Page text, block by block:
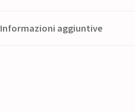
Informazioni aggiuntive